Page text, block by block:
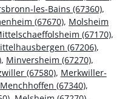
les-Bains (67360),
(67670), Molsheim
(67170),
(67206),
, Minversheim (67270),
(67580), Merkwiller-
Menchhoffen (67340),